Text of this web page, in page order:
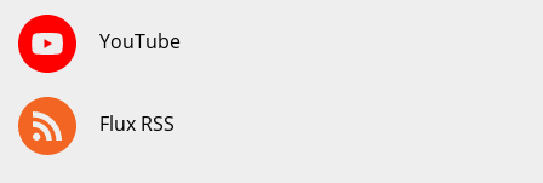
YouTube
Flux RSS